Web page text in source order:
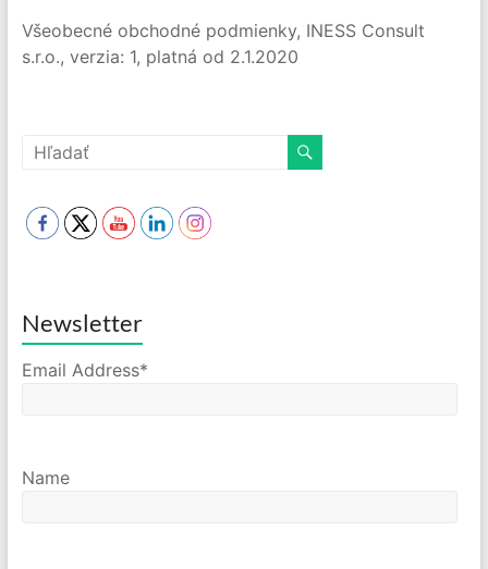
Všeobecné obchodné podmienky, INESS Consult
s.r.o., verzia: 1, platná od 2.1.2020
Newsletter
Email Address*
Name